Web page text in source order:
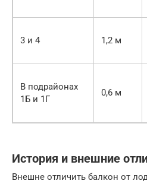
3 и 4 1,2 м
В подрайонах
1Б и 1Г
0,6 м
История и внешние
Внешне отличить балкон от